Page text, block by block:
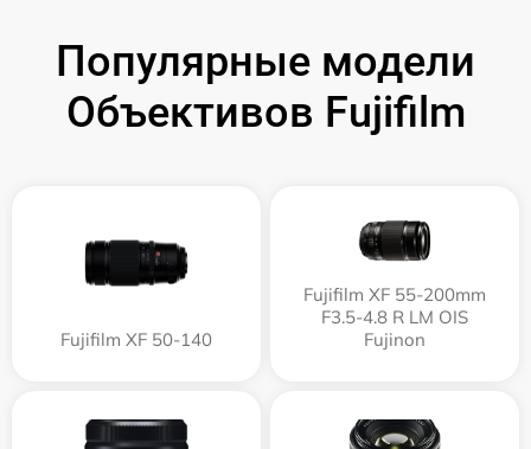
Популярные модели
Объективов Fujifilm
Fujifilm XF 50-140
Fujifilm XF 55-200mm
F3.5-4.8 R LM OIS
Fujinon